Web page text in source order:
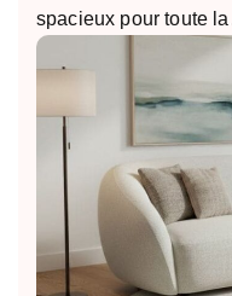
spacieux pour toute